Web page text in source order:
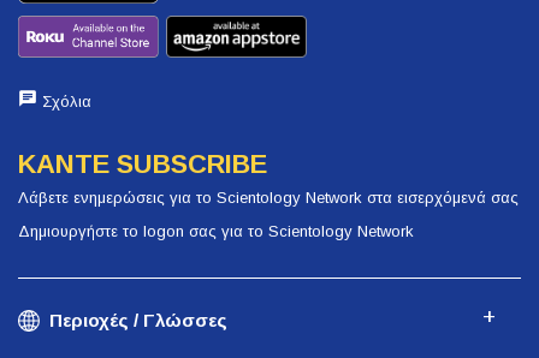
Σχόλια
ΚΑΝΤΕ SUBSCRIBE
Λάβετε ενημερώσεις για το Scientology Network στα εισερχόμενά σας
Δημιουργήστε το logon σας για το Scientology Network
Περιοχές / Γλώσσες